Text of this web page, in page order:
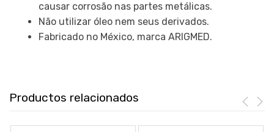
causar corrosão nas partes metálicas.
Não utilizar óleo nem seus derivados.
Fabricado no México, marca ARIGMED.
Productos relacionados